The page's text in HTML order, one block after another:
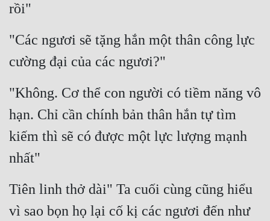
rồi"
"Các ngươi sẽ tặng hắn một thân công lực
cường đại của các ngươi?"
"Không. Cơ thể con người có tiềm năng vô
hạn. Chỉ cần chính bản thân hắn tự tìm
kiếm thì sẽ có được một lực lượng mạnh
nhất"
Tiên linh thở dài" Ta cuối cùng cũng hiểu
vì sao bọn họ lại cố kị các ngươi đến như